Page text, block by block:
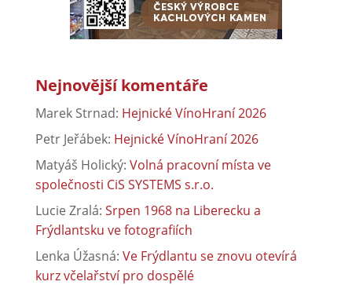
Nejnovější komentáře
Marek Strnad: Hejnické VínoHraní 2026
Petr Jeřábek: Hejnické VínoHraní 2026
Matyáš Holický: Volná pracovní místa ve
společnosti CiS SYSTEMS s.r.o.
Lucie Zralá: Srpen 1968 na Liberecku a
Frýdlantsku ve fotografiích
Lenka Úžasná: Ve Frýdlantu se znovu otevírá
kurz včelařství pro dospělé